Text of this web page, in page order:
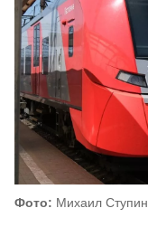
Фото: Михаил Ступин